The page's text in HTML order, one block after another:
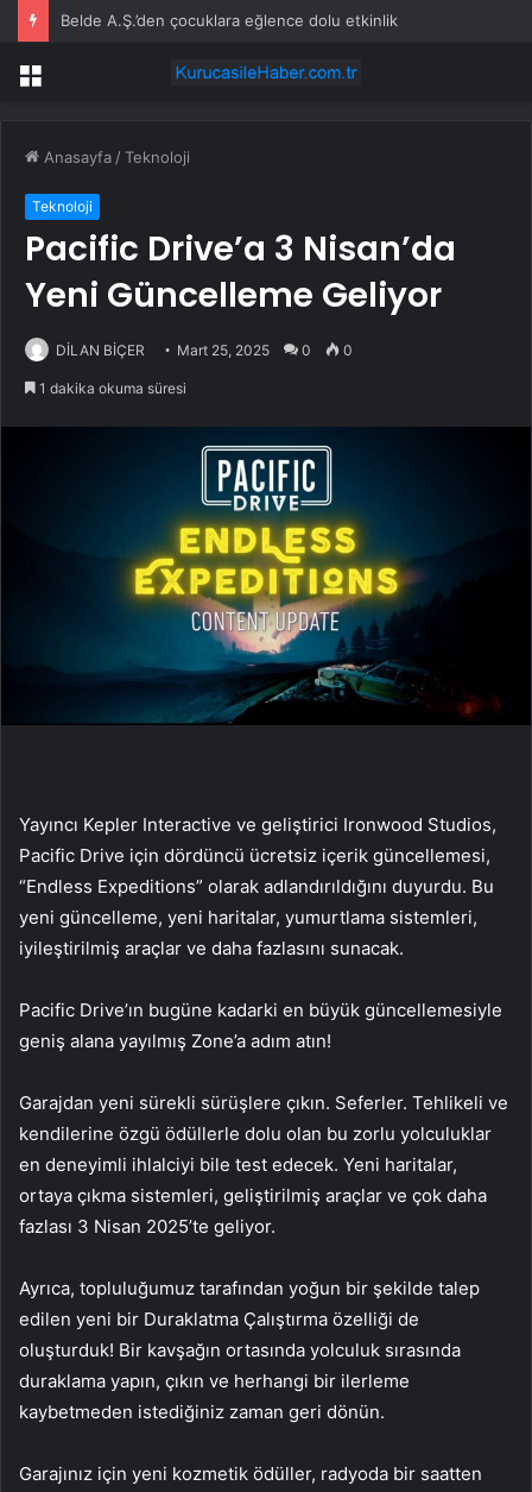
Belde A.Ş.’den çocuklara eğlence dolu etkinlik
Menü
Anasayfa /Teknoloji
Teknoloji
Pacific Drive’a 3 Nisan’da
Yeni Güncelleme Geliyor
DİLAN BİÇER Mart 25, 2025 0 0
1 dakika okuma süresi
Yayıncı Kepler Interactive ve geliştirici Ironwood Studios,
Pacific Drive için dördüncü ücretsiz içerik güncellemesi,
“Endless Expeditions” olarak adlandırıldığını duyurdu. Bu
yeni güncelleme, yeni haritalar, yumurtlama sistemleri,
iyileştirilmiş araçlar ve daha fazlasını sunacak.
Pacific Drive’ın bugüne kadarki en büyük güncellemesiyle
geniş alana yayılmış Zone’a adım atın!
Garajdan yeni sürekli sürüşlere çıkın. Seferler. Tehlikeli ve
kendilerine özgü ödüllerle dolu olan bu zorlu yolculuklar
en deneyimli ihlalciyi bile test edecek. Yeni haritalar,
ortaya çıkma sistemleri, geliştirilmiş araçlar ve çok daha
fazlası 3 Nisan 2025’te geliyor.
Ayrıca, topluluğumuz tarafından yoğun bir şekilde talep
edilen yeni bir Duraklatma Çalıştırma özelliği de
oluşturduk! Bir kavşağın ortasında yolculuk sırasında
duraklama yapın, çıkın ve herhangi bir ilerleme
kaybetmeden istediğiniz zaman geri dönün.
Garajınız için yeni kozmetik ödüller, radyoda bir saatten